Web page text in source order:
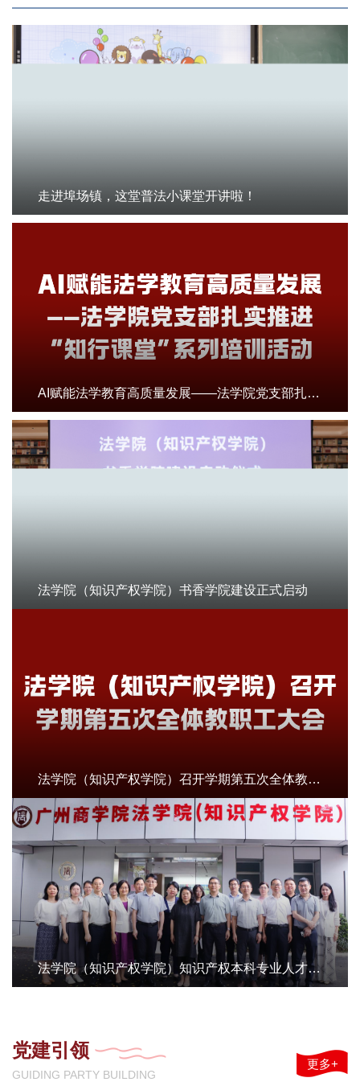
走进埠场镇，这堂普法小课堂开讲啦！
AI赋能法学教育高质量发展——法学院党支部扎实推进“知行课堂”系列培训活动
法学院（知识产权学院）书香学院建设正式启动
法学院（知识产权学院）召开学期第五次全体教职工大会
法学院（知识产权学院）知识产权本科专业人才培养方案专家论证会顺利召开
党建引领
GUIDING PARTY BUILDING
更多+